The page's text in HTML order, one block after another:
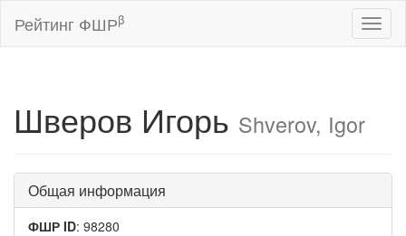
Рейтинг ФШРβ
Шверов Игорь Shverov, Igor
Общая информация
ФШР ID: 98280